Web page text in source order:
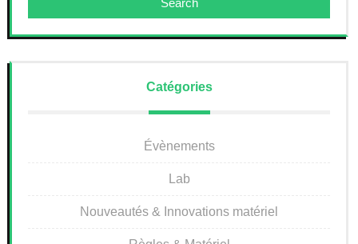
Catégories
Évènements
Lab
Nouveautés & Innovations matériel